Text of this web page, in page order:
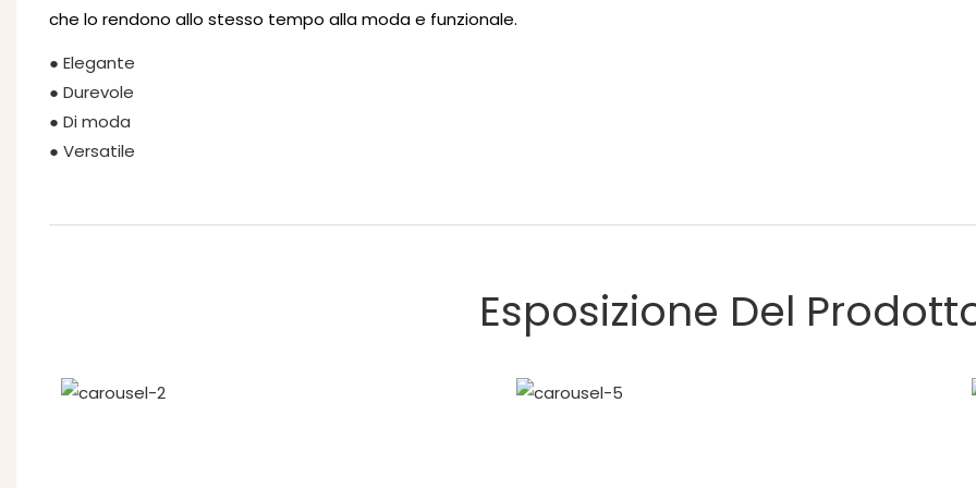
che lo rendono allo stesso tempo alla moda e funzionale.
● Elegante
● Durevole
● Di moda
● Versatile
Esposizione Del